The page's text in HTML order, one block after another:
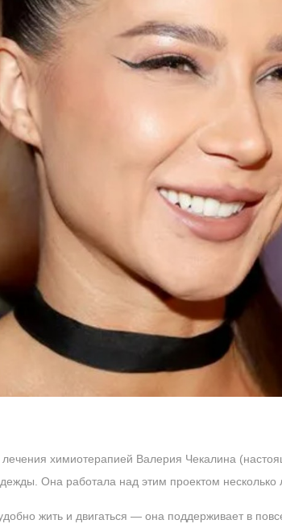
химиотерапией Валерия Чекалина
Она работала над этим проектом несколько
жить и двигаться — она поддерживает в